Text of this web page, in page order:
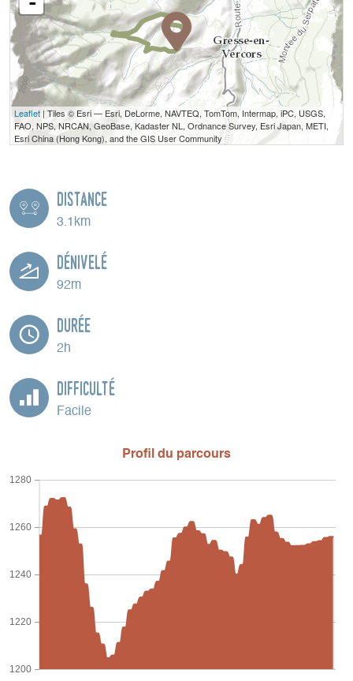
Leaflet | Tiles © Esri — Esri, DeLorme, NAVTEQ, TomTom, Intermap, iPC, USGS,
FAO, NPS, NRCAN, GeoBase, Kadaster NL, Ordnance Survey, Esri Japan, METI,
Esri China (Hong Kong), and the GIS User Community
Distance
3.1km
Dénivelé
92m
Durée
2h
Difficulté
Facile
Profil du parcours
1200
1220
1240
1260
1280